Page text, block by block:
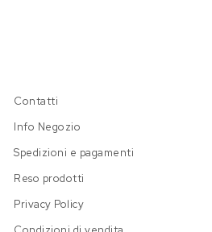
Contatti
Info Negozio
Spedizioni e pagamenti
Reso prodotti
Privacy Policy